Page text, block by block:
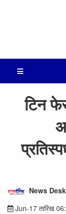
टिन
News Desk
Jun-17 तारिख